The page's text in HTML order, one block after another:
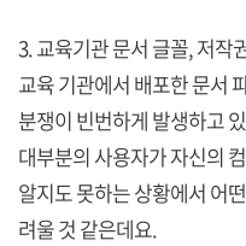
3. 교육기관 문서 글꼴, 저작
교육 기관에서 배포한 문서
분쟁이 빈번하게 발생하고
대부분의 사용자가 자신의
알지도 못하는 상황에서 어
려울 것 같은데요.